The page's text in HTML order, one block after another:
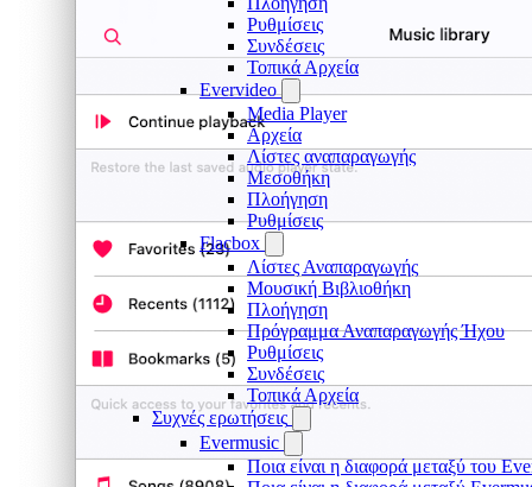
Ρυθμίσεις
Συνδέσεις
Τοπικά Αρχεία
Evervideo
Media Player
Αρχεία
Λίστες αναπαραγωγής
Μεσοθήκη
Πλοήγηση
Ρυθμίσεις
Flacbox
Λίστες Αναπαραγωγής
Μουσική Βιβλιοθήκη
Πλοήγηση
Πρόγραμμα Αναπαραγωγής Ήχου
Ρυθμίσεις
Συνδέσεις
Τοπικά Αρχεία
Συχνές ερωτήσεις
Evermusic
Ποια είναι η διαφορά μεταξύ του